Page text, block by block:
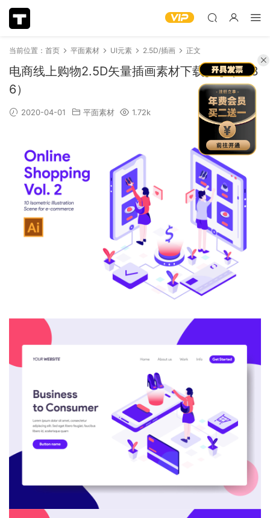
当前位置： 首页 平面素材 UI元素 2.5D/插画 正文
电商线上购物2.5D矢量插画素材下载[Ai]（263
6）
2020-04-01 平面素材 1.72k